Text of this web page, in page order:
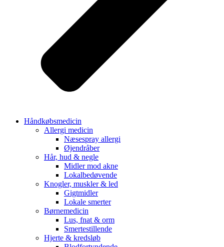
Håndkøbsmedicin
Allergi medicin
Næsespray allergi
Øjendråber
Hår, hud & negle
Midler mod akne
Lokalbedøvende
Knogler, muskler & led
Gigtmidler
Lokale smerter
Børnemedicin
Lus, fnat & orm
Smertestillende
Hjerte & kredsløb